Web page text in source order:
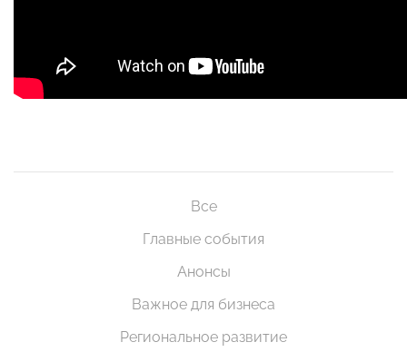
Все
Главные события
Анонсы
Важное для бизнеса
Региональное развитие